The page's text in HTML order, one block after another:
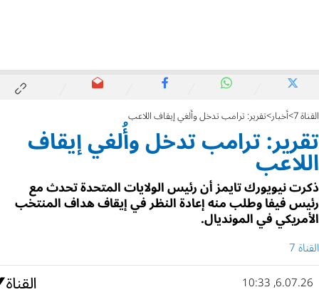
القناة 7 أخبار تقرير: ترامب تدخل وأُلغي إيقاف اللاعب
تقرير: ترامب تدخل وأُلغي إيقاف
اللاعب
ذكرت نيويورك تايمز أن رئيس الولايات المتحدة تحدث مع
رئيس فيفا وطلب منه إعادة النظر في إيقاف هداف المنتخب
الأمريكي في المونديال.
القناة 7
6.07.26, 10:33